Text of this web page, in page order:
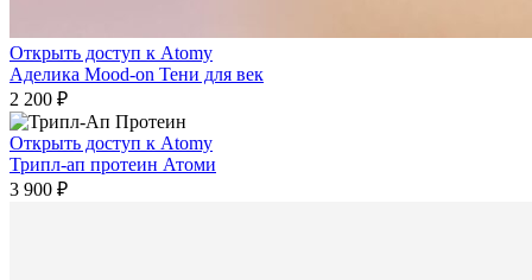
Открыть доступ к Atomy
Аделика Mood-on Тени для век
2 200 ₽
Открыть доступ к Atomy
Трипл-ап протеин Атоми
3 900 ₽